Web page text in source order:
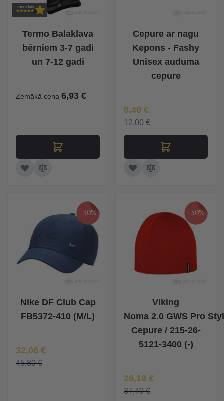
Termo Balaklava
bērniem 3-7 gadi
un 7-12 gadi
Zemākā cena 6,93 €
Cepure ar nagu
Kepons - Fashy
Unisex auduma
cepure
Īpaša Cena
8,40 €
12,00 €
-30%
Nike DF Club Cap
FB5372-410 (M/L)
Īpaša Cena
32,06 €
45,80 €
-30%
Viking
Noma 2.0 GWS Pro
Cepure / 215-26-
5121-3400 (-)
Īpaša Cena
26,18 €
37,40 €